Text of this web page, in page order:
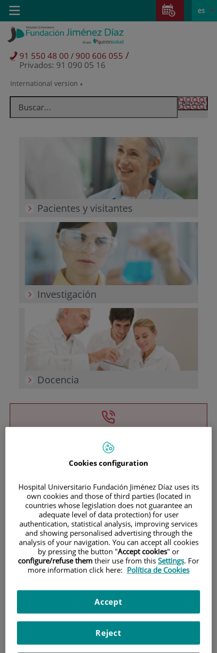
Saltar al contenido
Saltar
contenido
Selector
idioma
activo
es
International version
91 550 48 00 / 900 606 055 /
Privados: 91 090 05 16
Toggle
navigation
Pacientes y visitantes
Investigación
Docencia
Teléfono de atención al usuario
900 301 013
INICIO|CARTERA DE SERVICIOS
HEMATOLOGÍA Y HEMOTERAPIA
INSTALACIONES, TÉCNICAS Y PROCEDIMIENTOS
Hematología y
Hemoterapia
Situación:Desde dentro del hospital
Planta -1, ascensores 4-5. Desde la calle,
se tendrá acceso justo detrás de la carpa.
915504800
Cookies configuration
Hospital Universitario Fundación Jiménez Díaz uses its
own cookies and those of third parties (located in
countries whose legislation does not guarantee an
adequate level of data protection) for user
authentication, statistical analysis, improving services
and showing personalised advertising through the
analysis of your navigation. You can accept all cookies
by pressing the button "Accept cookies" or
configure/refuse them their use from this Settings. For
more information click here: Política de Cookies
Reject
Accept